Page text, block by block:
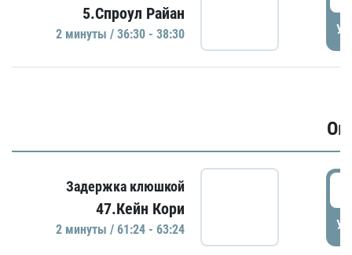
5.Спроул Райан
2 минуты / 36:30 - 38:30
Задержка клюшкой
47.Кейн Кори
2 минуты / 61:24 - 63:24